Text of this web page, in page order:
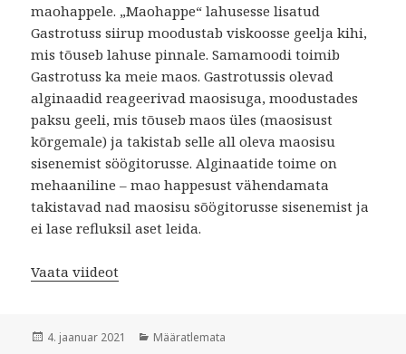
maohappele. „Maohappe“ lahusesse lisatud
Gastrotuss siirup moodustab viskoosse geelja kihi,
mis tõuseb lahuse pinnale. Samamoodi toimib
Gastrotuss ka meie maos. Gastrotussis olevad
alginaadid reageerivad maosisuga, moodustades
paksu geeli, mis tõuseb maos üles (maosisust
kõrgemale) ja takistab selle all oleva maosisu
sisenemist söögitorusse. Alginaatide toime on
mehaaniline – mao happesust vähendamata
takistavad nad maosisu sõögitorusse sisenemist ja
ei lase refluksil aset leida.
Vaata viideot
Postitatud
4. jaanuar 2021 Rubriigid
Määratlemata